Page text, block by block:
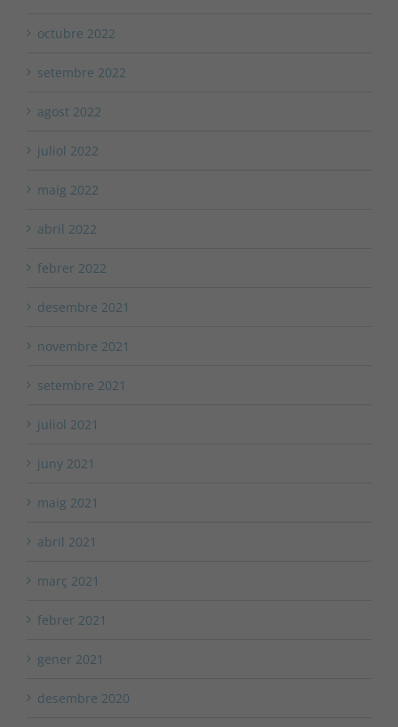
octubre 2022
setembre 2022
agost 2022
juliol 2022
maig 2022
abril 2022
febrer 2022
desembre 2021
novembre 2021
setembre 2021
juliol 2021
juny 2021
maig 2021
abril 2021
març 2021
febrer 2021
gener 2021
desembre 2020